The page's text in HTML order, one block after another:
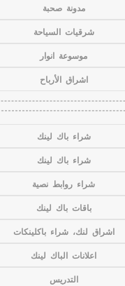
مدونة صحبة
شرقيات السياحة
موسوعة انوار
اشراق الأرباح
شراء باك لينك
شراء باك لينك
شراء روابط نصية
باقات باك لينك
اشراق لنك، شراء باكلينكات
اعلانات الباك لينك
التدريس